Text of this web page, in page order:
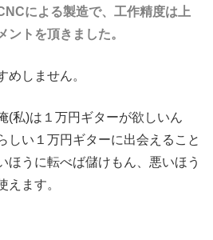
による製造で、工作精度は上
ントを頂きました。
めしません。
(私)は１万円ギターが欲しいん
しい１万円ギターに出会えること
ほうに転べば儲けもん、悪いほう
えます。